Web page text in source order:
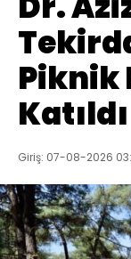
Piknik
Katıldı
Giriş: 07-08-2026